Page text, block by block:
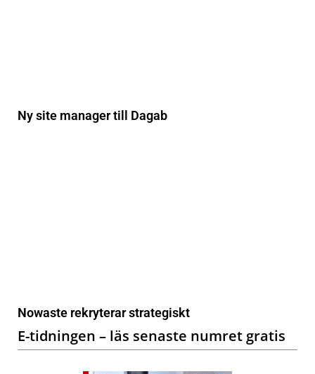
Ny site manager till Dagab
Nowaste rekryterar strategiskt
E-tidningen – läs senaste numret gratis